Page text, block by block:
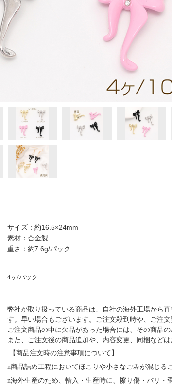
サイズ：約16.5×24mm
素材：合金製
重さ：約7.6g/パック
4ヶ/パック
弊社が取り扱っている商品は、自社の海外工場から
す。早い場合もございます。ご注文殺到時や、ご注
ご注文商品の中に欠品があった場合には、その商品
また、ご注文後の商品追加や、内容変更、同梱などは
【商品注文時の注意事項について】
n商品詰め⼯程においてほこりや⼩さなごみが混じる
n海外⽣産のため、輸⼊・⽣産時に、擦り傷・バリ・